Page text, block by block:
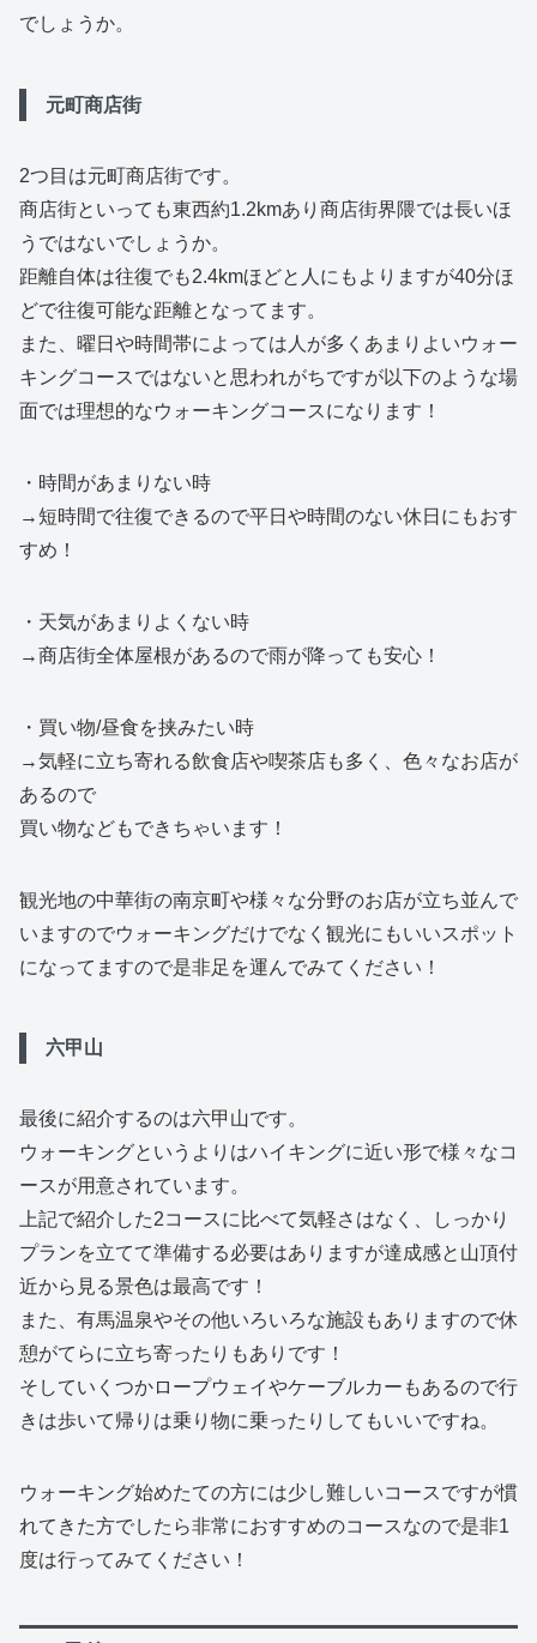
でしょうか。
元町商店街
2つ目は元町商店街です。
商店街といっても東西約1.2kmあり商店街界隈では長いほ
うではないでしょうか。
距離自体は往復でも2.4kmほどと人にもよりますが40分ほ
どで往復可能な距離となってます。
また、曜日や時間帯によっては人が多くあまりよいウォー
キングコースではないと思われがちですが以下のような場
面では理想的なウォーキングコースになります！
・時間があまりない時
→短時間で往復できるので平日や時間のない休日にもおす
すめ！
・天気があまりよくない時
→商店街全体屋根があるので雨が降っても安心！
・買い物/昼食を挟みたい時
→気軽に立ち寄れる飲食店や喫茶店も多く、色々なお店が
あるので
買い物などもできちゃいます！
観光地の中華街の南京町や様々な分野のお店が立ち並んで
いますのでウォーキングだけでなく観光にもいいスポット
になってますので是非足を運んでみてください！
六甲山
最後に紹介するのは六甲山です。
ウォーキングというよりはハイキングに近い形で様々なコ
ースが用意されています。
上記で紹介した2コースに比べて気軽さはなく、しっかり
プランを立てて準備する必要はありますが達成感と山頂付
近から見る景色は最高です！
また、有馬温泉やその他いろいろな施設もありますので休
憩がてらに立ち寄ったりもありです！
そしていくつかロープウェイやケーブルカーもあるので行
きは歩いて帰りは乗り物に乗ったりしてもいいですね。
ウォーキング始めたての方には少し難しいコースですが慣
れてきた方でしたら非常におすすめのコースなので是非1
度は行ってみてください！